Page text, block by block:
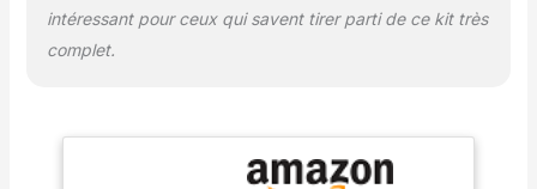
un anneau en T pour la
photographie
distance focale du
télescope lors de la
intéressant pour ceux qui savent tirer parti de ce kit très
complet.